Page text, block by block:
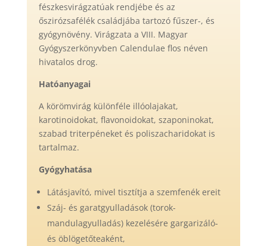
fészkesvirágzatúak rendjébe és az
őszirózsafélék családjába tartozó fűszer-, és
gyógynövény. Virágzata a VIII. Magyar
Gyógyszerkönyvben Calendulae flos néven
hivatalos drog.
Hatóanyagai
A körömvirág különféle illóolajakat,
karotinoidokat, flavonoidokat, szaponinokat,
szabad triterpéneket és poliszacharidokat is
tartalmaz.
Gyógyhatása
Látásjavító, mivel tisztítja a szemfenék ereit
Száj- és garatgyulladások (torok-
mandulagyulladás) kezelésére gargarizáló-
és öblögetőteaként,